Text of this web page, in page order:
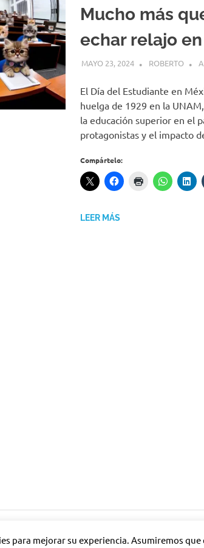
Mucho más
echar relajo
MAYO 23, 2024 ROBERTO
El Día del Estudiante en
huelga de 1929 en la
la educación superior en el
protagonistas y el impacto
Compártelo:
LEER MÁS
para mejorar su experiencia. Asumiremos